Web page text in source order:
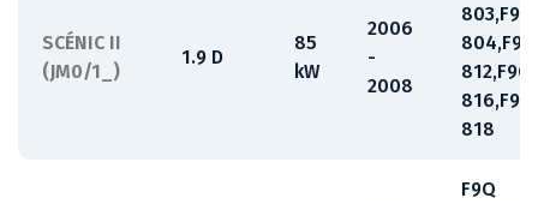
SCÉNIC II
(JM0/1_)
1.9 D
85
kW
2006
-
2008
803,F9Q
804,F9Q
812,F9Q
816,F9Q
818
F9Q